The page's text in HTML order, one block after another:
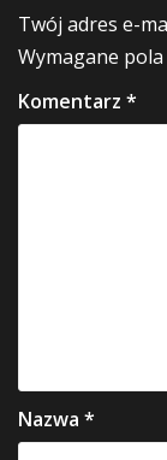
Twój adres e-
Wymagane
Komentarz *
Nazwa *